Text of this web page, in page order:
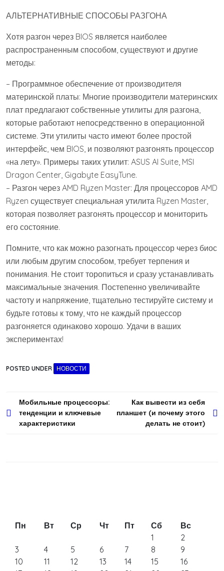
АЛЬТЕРНАТИВНЫЕ СПОСОБЫ РАЗГОНА
Хотя разгон через BIOS является наиболее
распространенным способом, существуют и другие
методы:
– Программное обеспечение от производителя
материнской платы: Многие производители материнских
плат предлагают собственные утилиты для разгона,
которые работают непосредственно в операционной
системе. Эти утилиты часто имеют более простой
интерфейс, чем BIOS, и позволяют разгонять процессор
«на лету». Примеры таких утилит: ASUS AI Suite, MSI
Dragon Center, Gigabyte EasyTune.
– Разгон через AMD Ryzen Master: Для процессоров AMD
Ryzen существует специальная утилита Ryzen Master,
которая позволяет разгонять процессор и мониторить
его состояние.
Помните, что как можно разогнать процессор через биос
или любым другим способом, требует терпения и
понимания. Не стоит торопиться и сразу устанавливать
максимальные значения. Постепенно увеличивайте
частоту и напряжение, тщательно тестируйте систему и
будьте готовы к тому, что не каждый процессор
разгоняется одинаково хорошо. Удачи в ваших
экспериментах!
POSTED UNDER НОВОСТИ
Навигация
по
Мобильные процессоры:
тенденции и ключевые
характеристики
Как вывести из себя
планшет (и почему этого
делать не стоит)
Пн Вт Ср Чт Пт Сб
Вс
1
2
3
4 5 6 7 8
9
10
11 12 13 14 15
16